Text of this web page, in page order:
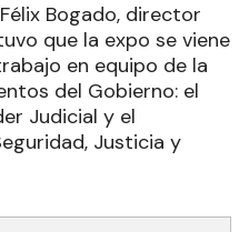
Bogado, director
que la expo se viene
en equipo de la
del Gobierno: el
Judicial y el
Justicia y